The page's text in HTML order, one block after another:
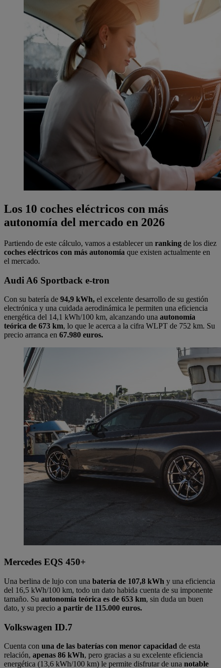
Los 10 coches eléctricos con más
autonomía del mercado en 2026
Partiendo de este cálculo, vamos a establecer un ranking de los diez
coches eléctricos con más autonomía que existen actualmente en
el mercado.
Audi A6 Sportback e-tron
Con su batería de 94,9 kWh, el excelente desarrollo de su gestión
electrónica y una cuidada aerodinámica le permiten una eficiencia
energética del 14,1 kWh/100 km, alcanzando una autonomía
teórica de 673 km, lo que le acerca a la cifra WLPT de 752 km. Su
precio arranca en 67.980 euros.
Mercedes EQS 450+
Una berlina de lujo con una batería de 107,8 kWh y una eficiencia
del 16,5 kWh/100 km, todo un dato habida cuenta de su imponente
tamaño. Su autonomía teórica es de 653 km, sin duda un buen
dato, y su precio a partir de 115.000 euros.
Volkswagen ID.7
Cuenta con una de las baterías con menor capacidad de esta
relación, apenas 86 kWh, pero gracias a su excelente eficiencia
energética (13,6 kWh/100 km) le permite disfrutar de una notable